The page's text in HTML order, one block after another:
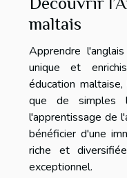
maltais
Apprendre
unique et
éducation
que de simples
l'apprentissage de
bénéficier d'une
riche et
exceptionnel.